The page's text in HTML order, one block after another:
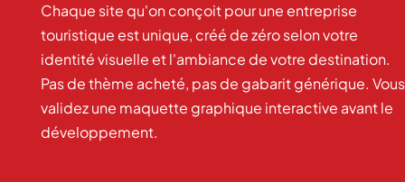
Chaque site qu'on conçoit pour une entreprise
touristique est unique, créé de zéro selon votre
identité visuelle et l'ambiance de votre destination.
Pas de thème acheté, pas de gabarit générique. Vous
validez une maquette graphique interactive avant le
développement.